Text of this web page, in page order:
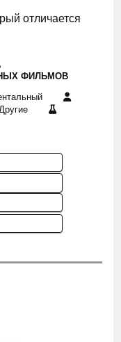
отличается
ФИЛЬМОВ
Другие